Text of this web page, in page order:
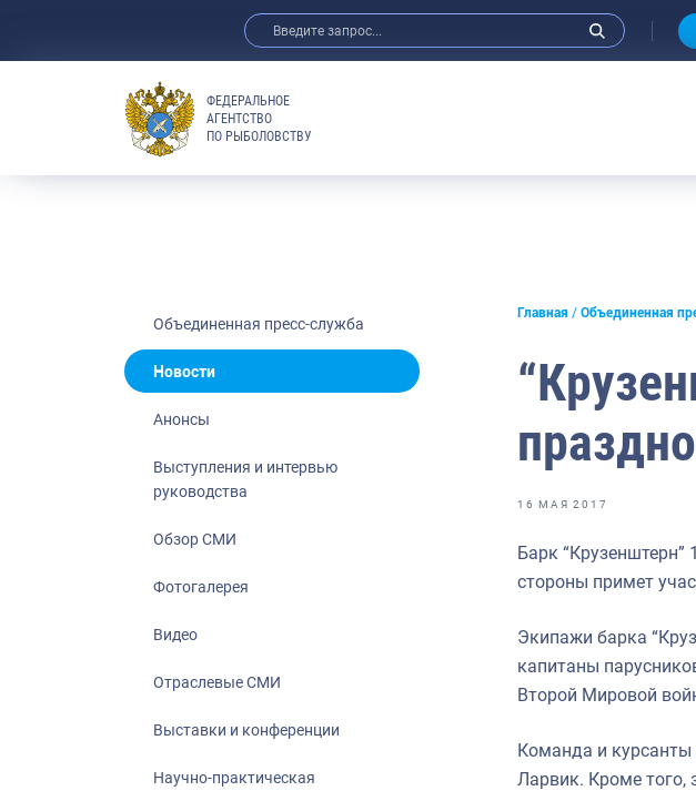
Анонсы
Отраслевые СМИ
Выставки и конференции
Рыбоохрана России
Отрасль в цифрах
События в России и мире
ФЕДЕРАЛЬНОЕ
АГЕНТСТВО
ПО РЫБОЛОВСТВУ
Объединенная пресс-служба
Новости
Анонсы
Выступления и интервью
руководства
Обзор СМИ
Фотогалерея
Видео
Отраслевые СМИ
Выставки и конференции
Научно-практическая
Главная Объединенная
16 МАЯ 2017
Барк
стороны примет
Экипажи барка
капитаны
Второй Мировой
Команда и курсанты
Ларвик. Кроме